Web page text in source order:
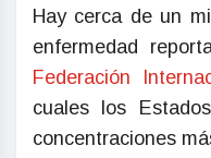
Hay cerca de un
enfermedad
Federación
cuales los
concentraciones